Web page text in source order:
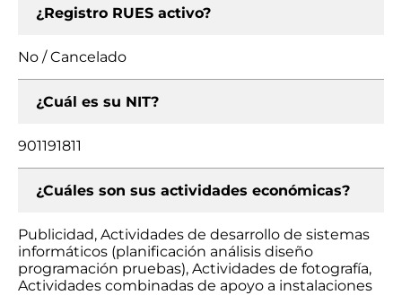
¿Registro RUES activo?
No / Cancelado
¿Cuál es su NIT?
901191811
¿Cuáles son sus actividades económicas?
Publicidad, Actividades de desarrollo de sistemas
informáticos (planificación análisis diseño
programación pruebas), Actividades de fotografía,
Actividades combinadas de apoyo a instalaciones